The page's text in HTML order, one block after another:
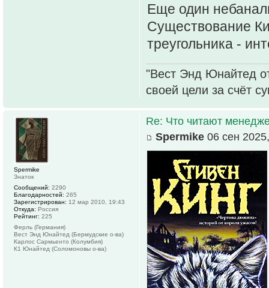
Еще один
Существование
треугольника -
"Вест Энд Юнайтед
своей цели за счёт
Re: Что читают
Spermike 06 сен
Spermike
Знаток
Сообщений: 2290
Благодарностей: 265
Зарегистрирован: 12 мар 2010, 19:43
Откуда: Россия
Рейтинг: 225
Ферль (Германия)
Вест Энд Юнайтед (Бермудские о-ва)
Карлос Сармьенто (Колумбия)
К1 Юнайтед (Соломоновы о-ва)